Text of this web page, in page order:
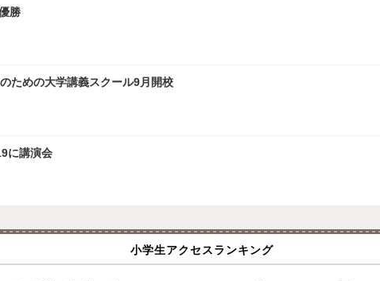
勝
ための大学講義スクール9月開校
に講演会
小学生アクセスランキング